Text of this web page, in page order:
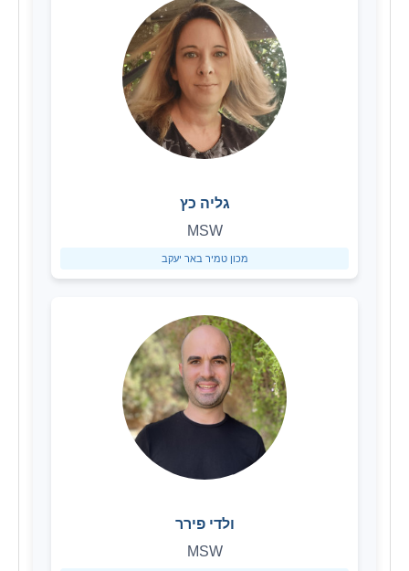
גליה כץ
MSW
מכון טמיר באר יעקב
ולדי פירר
MSW